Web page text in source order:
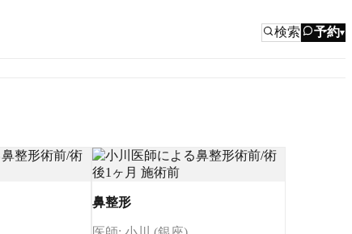
検索 予約▾
鼻整形